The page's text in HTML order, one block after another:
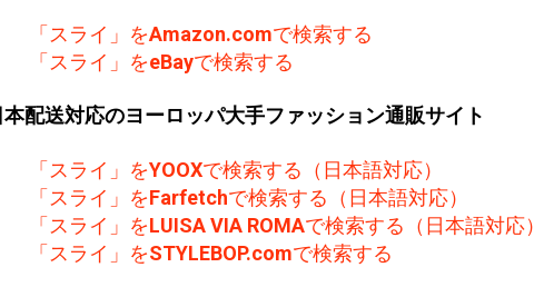
「スライ」をAmazon.comで検索する
「スライ」をeBayで検索する
本配送対応のヨーロッパ大手ファッション通販サイト
「スライ」をYOOXで検索する（日本語対応）
「スライ」をFarfetchで検索する（日本語対応）
「スライ」をLUISA VIA ROMAで検索する（日本語対応）
「スライ」をSTYLEBOP.comで検索する